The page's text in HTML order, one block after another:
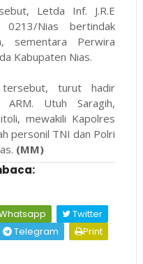
Letda Inf. J.R.E
Nias bertindak
sementara Perwira
Kabupaten Nias.
tersebut, turut hadir
Utuh Saragih,
mewakili Kapolres
personil TNI dan Polri
(MM)
Twitter
Telegram
Print